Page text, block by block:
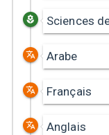
Sciences
Arabe
Français
Anglais